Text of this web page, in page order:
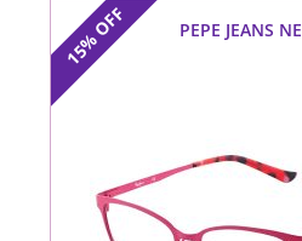
15%
OFF PEPE JEANS